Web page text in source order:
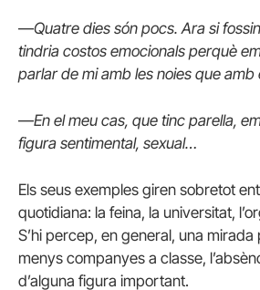
—Quatre dies són pocs. Ara si
tindria costos emocionals perquè
parlar de mi amb les noies que amb
—En el meu cas, que tinc parella,
figura sentimental, sexual…
Els seus exemples giren sobretot
quotidiana: la feina, la universitat,
S’hi percep, en general, una
menys companyes a classe,
d’alguna figura important.